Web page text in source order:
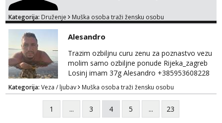
Kategorija: Druženje Muška osoba traži žensku osobu
Alesandro
Trazim ozbiljnu curu zenu za poznastvo vezu
molim samo ozbiljne ponude Rijeka_zagreb
Losinj imam 37g Alesandro +385953608228
Kategorija: Veza / ljubav Muška osoba traži žensku osobu
1 ... 3 4 5 ... 23